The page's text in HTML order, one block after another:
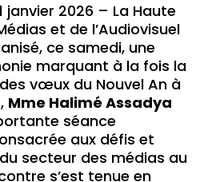
janvier 2026 – La Haute
et de l’Audiovisuel
ce samedi, une
marquant à la fois la
vœux du Nouvel An à
Mme Halimé Assadya
séance
aux défis et
secteur des médias au
s’est tenue en